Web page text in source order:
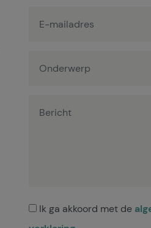
Ik ga akkoord met de